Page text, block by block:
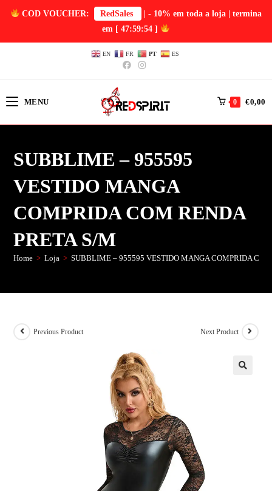
COD VOUCHER: RedSales
| - 10% em toda a loja | termina
em [ 47:59:54 ]
EN FR PT ES
MENU 0 €0,00
SUBBLIME – 955595
VESTIDO MANGA
COMPRIDA COM RENDA
PRETA S/M
Home > Loja > SUBBLIME – 955595 VESTIDO MANGA COMPRIDA
Previous Product Next Product